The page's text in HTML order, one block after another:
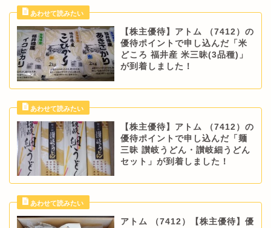
【株主優待】アトム （7412）の
優待ポイントで申し込んだ「米
どころ 福井産 米三昧(3品種)」
が到着しました！
【株主優待】アトム （7412）の
優待ポイントで申し込んだ「麺
三昧 讃岐うどん・讃岐細うどん
セット」が到着しました！
アトム （7412）【株主優待】優